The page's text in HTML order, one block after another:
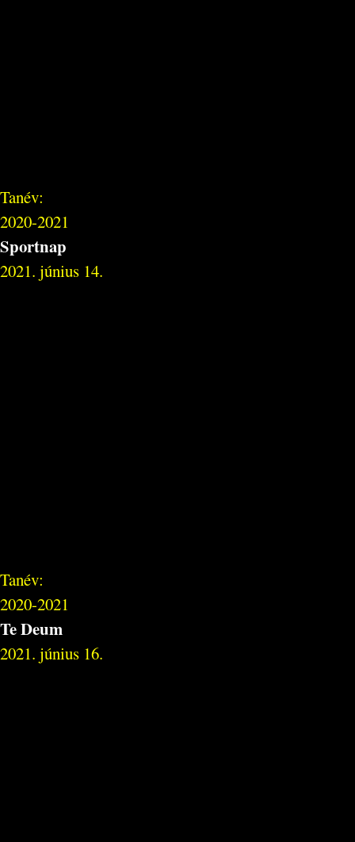
Tanév:
2020-2021
Sportnap
2021. június 14.
Tanév:
2020-2021
Te Deum
2021. június 16.